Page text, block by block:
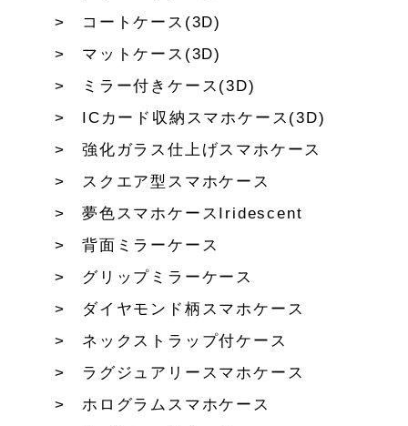
コートケース(3D)
マットケース(3D)
ミラー付きケース(3D)
ICカード収納スマホケース(3D)
強化ガラス仕上げスマホケース
スクエア型スマホケース
夢色スマホケースIridescent
背面ミラーケース
グリップミラーケース
ダイヤモンド柄スマホケース
ネックストラップ付ケース
ラグジュアリースマホケース
ホログラムスマホケース